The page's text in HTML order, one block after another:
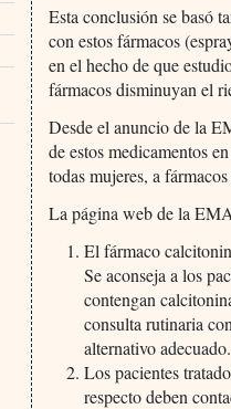
Esta conclusión se basó
con estos fármacos
en el hecho de que
fármacos disminuyan el
Desde el anuncio de la
de estos medicamentos
todas mujeres, a
La página web de la
El fármaco
Se aconseja a los
contengan
consulta rutinaria
alternativo adecuado.
Los pacientes
respecto deben